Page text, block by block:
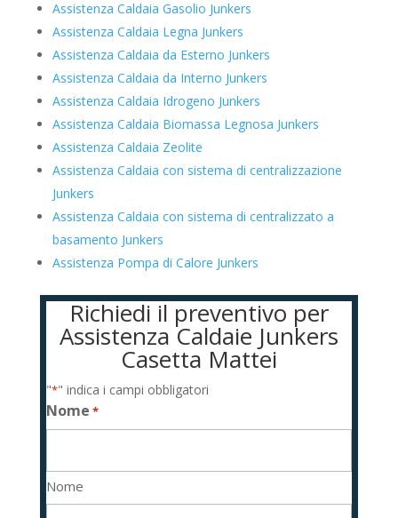
Assistenza Caldaia Gasolio Junkers
Assistenza Caldaia Legna Junkers
Assistenza Caldaia da Esterno Junkers
Assistenza Caldaia da Interno Junkers
Assistenza Caldaia Idrogeno Junkers
Assistenza Caldaia Biomassa Legnosa Junkers
Assistenza Caldaia Zeolite
Assistenza Caldaia con sistema di centralizzazione
Junkers
Assistenza Caldaia con sistema di centralizzato a
basamento Junkers
Assistenza Pompa di Calore Junkers
Richiedi il preventivo per
Assistenza Caldaie Junkers
Casetta Mattei
"*" indica i campi obbligatori
Nome *
Nome